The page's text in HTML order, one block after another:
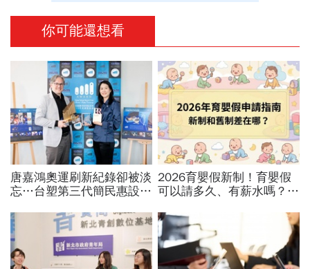
你可能還想看
唐嘉鴻奧運刷新紀錄卻被淡
忘…台塑第三代簡民惠設台
只有金牌才值得掌聲
2026育嬰假新制！育嬰假
可以請多久、有薪水嗎？育
資料，和舊制差異一次看